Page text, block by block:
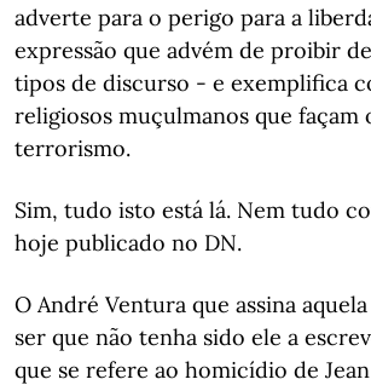
adverte para o perigo para a
expressão que advém de proibir
tipos de discurso - e exemplifica
religiosos muçulmanos que façam
terrorismo.
Sim, tudo isto está lá. Nem tudo
hoje publicado no DN.
O André Ventura que assina
ser que não tenha sido ele a
que se refere ao homicídio de